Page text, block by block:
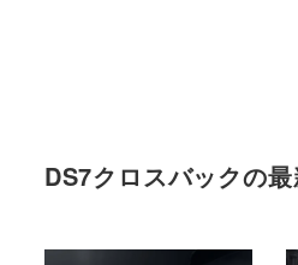
DS7クロスバックの